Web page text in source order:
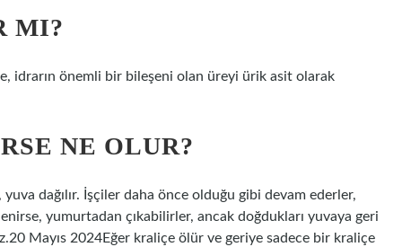
MI?
idrarın önemli bir bileşeni olan üreyi ürik asit olarak
NE OLUR?
dağılır. İşçiler daha önce olduğu gibi devam ederler,
yumurtadan çıkabilirler, ancak doğdukları yuvaya geri
Mayıs 2024Eğer kraliçe ölür ve geriye sadece bir kraliçe